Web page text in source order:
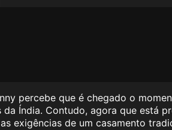
percebe que é chegado o
Índia. Contudo, agora que está
exigências de um casamento